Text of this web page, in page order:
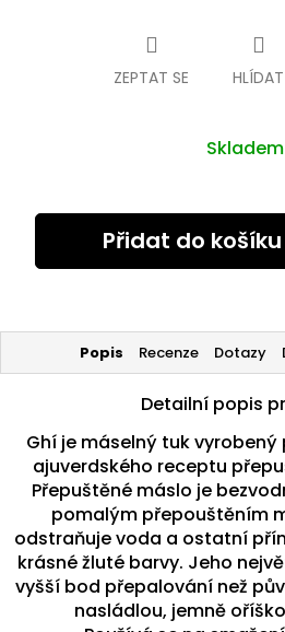
Skladem
Přidat do košíku
ZEPTAT SE HLÍDAT
Popis Recenze Dotazy
Detailní popis
Ghí je máselný tuk
ajuverdského receptu
Přepuštěné máslo je
pomalým přepouštěním
odstraňuje voda a ostatní
krásné žluté barvy. Jeho
vyšší bod přepalování než
nasládlou, jemně